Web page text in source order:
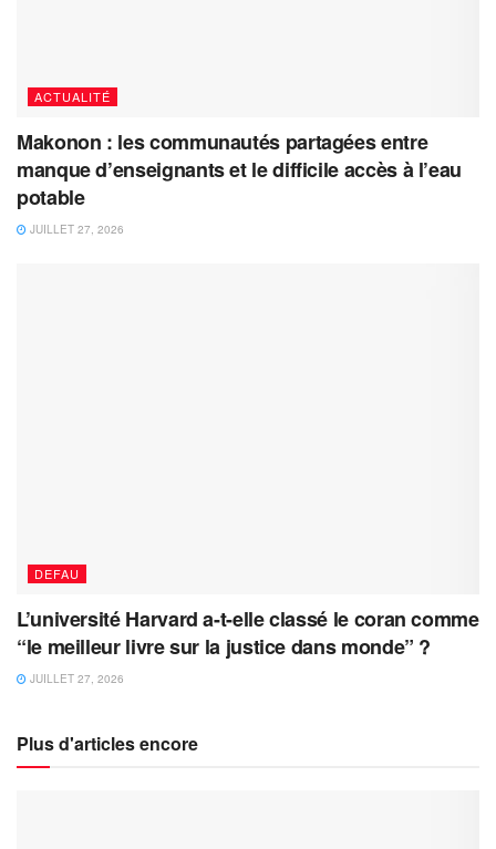
ACTUALITÉ
Makonon : les communautés partagées entre
manque d’enseignants et le difficile accès à l’eau
potable
JUILLET 27, 2026
DEFAU
L’université Harvard a-t-elle classé le coran comme
“le meilleur livre sur la justice dans monde” ?
JUILLET 27, 2026
Plus d'articles encore